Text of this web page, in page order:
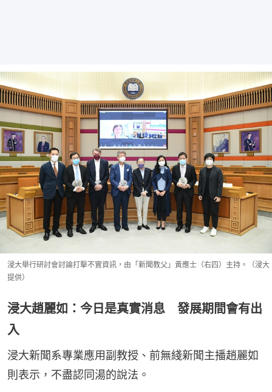
浸大舉行研討會討論打擊不實資訊，由「新聞教父」黃應士（右四）主持。（浸大
提供）
浸大趙麗如：今日是真實消息 發展期間會有出
入
浸大新聞系專業應用副教授、前無綫新聞主播趙麗如
則表示，不盡認同湯的說法。